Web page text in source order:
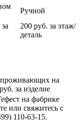
Ручной
200 руб. за этаж/
деталь
на
руб. за изделие
на фабрике
или свяжитесь с
110-63-15.